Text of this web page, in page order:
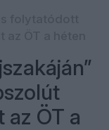
az ÖT a